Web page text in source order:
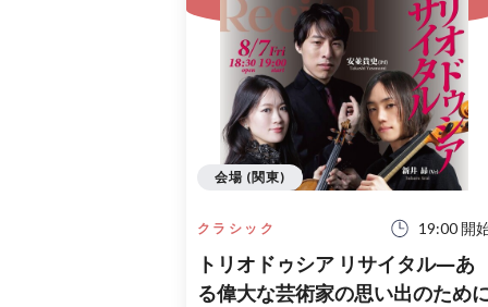
クラシック 19:00 開
トリオドゥシア リサイタル―あ
る偉大な芸術家の思い出のため
会場 (関東)